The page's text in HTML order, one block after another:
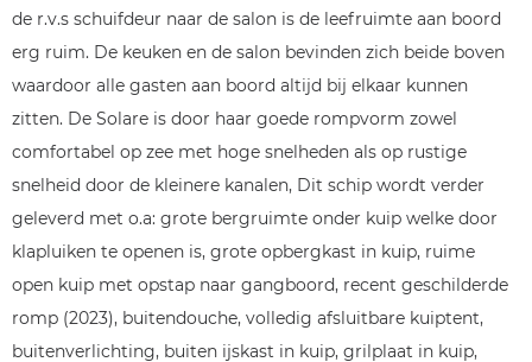
de r.v.s schuifdeur naar de salon is de leefruimte aan boord
erg ruim. De keuken en de salon bevinden zich beide boven
waardoor alle gasten aan boord altijd bij elkaar kunnen
zitten. De Solare is door haar goede rompvorm zowel
comfortabel op zee met hoge snelheden als op rustige
snelheid door de kleinere kanalen, Dit schip wordt verder
geleverd met o.a: grote bergruimte onder kuip welke door
klapluiken te openen is, grote opbergkast in kuip, ruime
open kuip met opstap naar gangboord, recent geschilderde
romp (2023), buitendouche, volledig afsluitbare kuiptent,
buitenverlichting, buiten ijskast in kuip, grilplaat in kuip,